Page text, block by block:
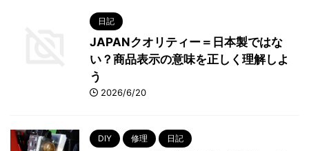
日記
JAPANクオリティー＝日本製ではな
い？商品表示の意味を正しく理解しよ
う
2026/6/20
DIY 修理 日記